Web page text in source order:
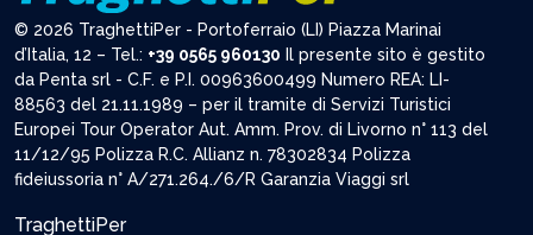
© 2026 TraghettiPer - Portoferraio (LI) Piazza Marinai
d’Italia, 12 – Tel.: +39 0565 960130 Il presente sito è gestito
da Penta srl - C.F. e P.I. 00963600499 Numero REA: LI-
88563 del 21.11.1989 – per il tramite di Servizi Turistici
Europei Tour Operator Aut. Amm. Prov. di Livorno n° 113 del
11/12/95 Polizza R.C. Allianz n. 78302834 Polizza
fideiussoria n° A/271.264./6/R Garanzia Viaggi srl
TraghettiPer